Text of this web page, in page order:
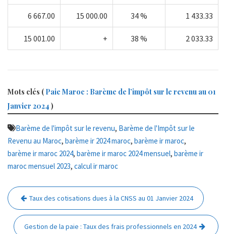
6 667.00 15 000.00 34 % 1 433.33
15 001.00 + 38 % 2 033.33
Mots clés ( Paie Maroc : Barème de l’impôt sur le revenu au 01
Janvier 2024 )
Barème de l'impôt sur le revenu, Barème de l'Impôt sur le
Revenu au Maroc, barème ir 2024 maroc, barème ir maroc,
barème ir maroc 2024, barème ir maroc 2024 mensuel, barème ir
maroc mensuel 2023, calcul ir maroc
Navigation
de
l’article
Taux des cotisations dues à la CNSS au 01 Janvier 2024
Gestion de la paie : Taux des frais professionnels en 2024